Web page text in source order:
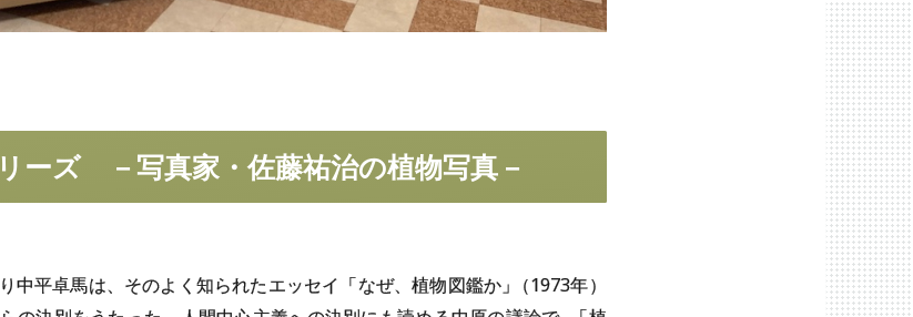
ーズ－ 写真家・佐藤祐治の植物写真 －
中平卓馬は、そのよく知られたエッセイ「なぜ、植物図鑑か 」 （1973年）